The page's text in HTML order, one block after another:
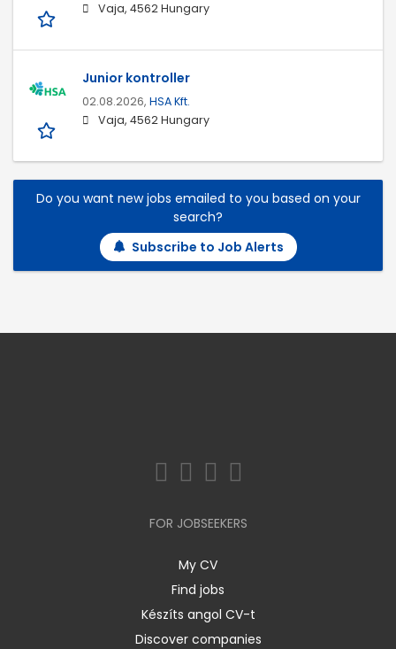
Vaja, 4562 Hungary
Junior kontroller
02.08.2026, HSA Kft.
Vaja, 4562 Hungary
Do you want new jobs emailed to you based on your
search?
Subscribe to Job Alerts
FOR JOBSEEKERS
My CV
Find jobs
Készíts angol CV-t
Discover companies